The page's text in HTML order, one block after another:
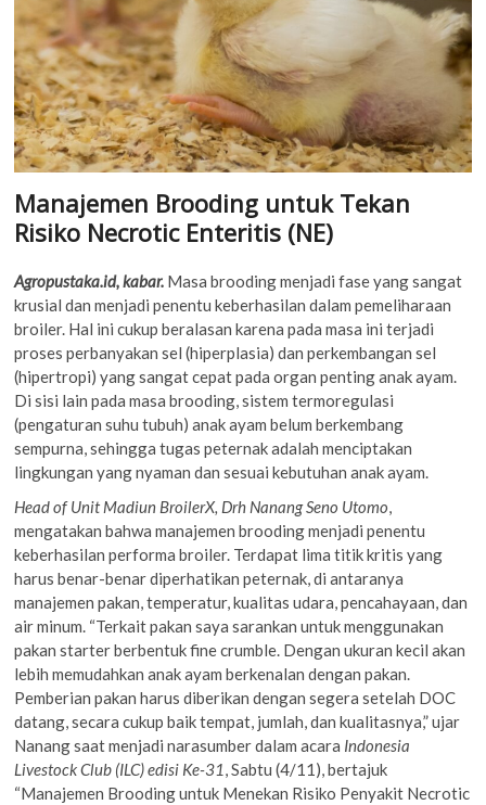
Manajemen Brooding untuk Tekan
Risiko Necrotic Enteritis (NE)
Agropustaka.id, kabar. Masa brooding menjadi fase yang sangat
krusial dan menjadi penentu keberhasilan dalam pemeliharaan
broiler. Hal ini cukup beralasan karena pada masa ini terjadi
proses perbanyakan sel (hiperplasia) dan perkembangan sel
(hipertropi) yang sangat cepat pada organ penting anak ayam.
Di sisi lain pada masa brooding, sistem termoregulasi
(pengaturan suhu tubuh) anak ayam belum berkembang
sempurna, sehingga tugas peternak adalah menciptakan
lingkungan yang nyaman dan sesuai kebutuhan anak ayam.
Head of Unit Madiun BroilerX, Drh Nanang Seno Utomo,
mengatakan bahwa manajemen brooding menjadi penentu
keberhasilan performa broiler. Terdapat lima titik kritis yang
harus benar-benar diperhatikan peternak, di antaranya
manajemen pakan, temperatur, kualitas udara, pencahayaan, dan
air minum. “Terkait pakan saya sarankan untuk menggunakan
pakan starter berbentuk fine crumble. Dengan ukuran kecil akan
lebih memudahkan anak ayam berkenalan dengan pakan.
Pemberian pakan harus diberikan dengan segera setelah DOC
datang, secara cukup baik tempat, jumlah, dan kualitasnya,” ujar
Nanang saat menjadi narasumber dalam acara Indonesia
Livestock Club (ILC) edisi Ke-31, Sabtu (4/11), bertajuk
“Manajemen Brooding untuk Menekan Risiko Penyakit Necrotic